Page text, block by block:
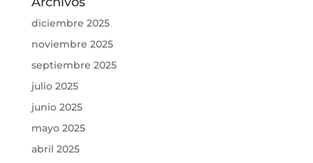
diciembre 2025
noviembre 2025
septiembre 2025
julio 2025
junio 2025
mayo 2025
abril 2025